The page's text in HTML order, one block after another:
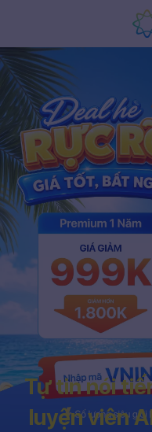
Tự tin nói
luyện viên